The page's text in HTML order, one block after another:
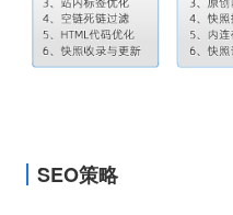
SEO策略